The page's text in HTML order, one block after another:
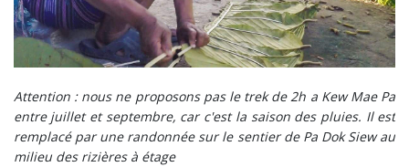
Attention : nous ne proposons pas le trek de 2h a Kew Mae Pa
entre juillet et septembre, car c'est la saison des pluies. Il est
remplacé par une randonnée sur le sentier de Pa Dok Siew au
milieu des rizières à étage